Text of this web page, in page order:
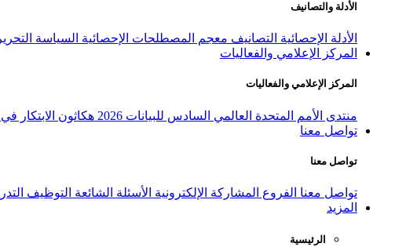
الأدلة والتصانيف
الأدلة الإحصائية التصانيف معجم المصطلحات الإحصائية السياسة
المركز الإعلامي والفعاليات
المركز الإعلامي والفعاليات
منتدى الأمم المتحدة العالمي السادس للبيانات 2026 هكاثون الابتكار في
تواصل معنا
تواصل معنا
تواصل معنا الفروع المشاركة الإلكترونية الأسئلة الشائعة التوظيف
المزيد
الرئيسية